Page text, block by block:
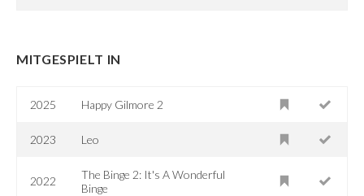
MITGESPIELT IN
2025 Happy Gilmore 2
2023 Leo
2022
The Binge 2: It's A Wonderful
Binge